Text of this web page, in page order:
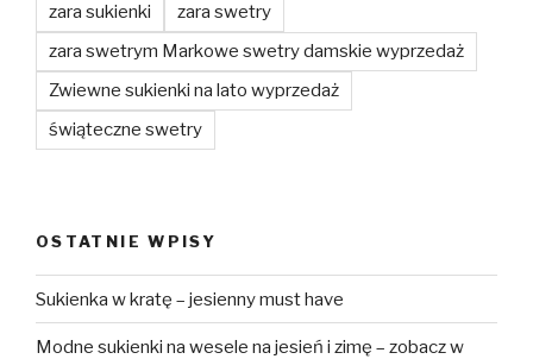
zara sukienki
zara swetry
zara swetrym Markowe swetry damskie wyprzedaż
Zwiewne sukienki na lato wyprzedaż
świąteczne swetry
OSTATNIE WPISY
Sukienka w kratę – jesienny must have
Modne sukienki na wesele na jesień i zimę – zobacz w